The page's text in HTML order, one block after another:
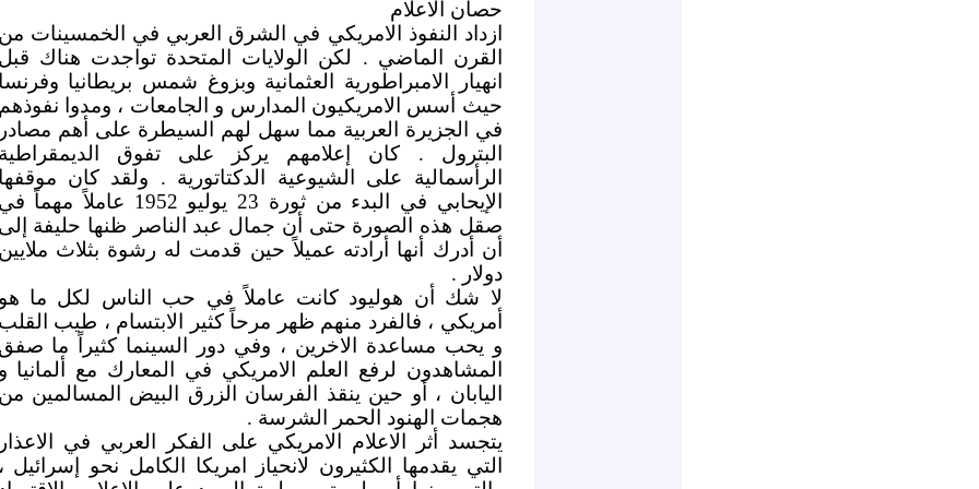
حصان الاعلام
ازداد النفوذ الامريكي في الشرق العربي في الخمسينات
القرن الماضي . لكن الولايات المتحدة تواجدت هناك
انهيار الامبراطورية العثمانية وبزوغ شمس بريطانيا
حيث أسس الامريكيون المدارس و الجامعات ، ومدوا
في الجزيرة العربية مما سهل لهم السيطرة على أهم
البترول . كان إعلامهم يركز على تفوق
الرأسمالية على الشيوعية الدكتاتورية . ولقد كان
الإيحابي في البدء من ثورة 23 يوليو 1952 عاملاً مهماً
صقل هذه الصورة حتى أن جمال عبد الناصر ظنها حليفة
أن أدرك أنها أرادته عميلاً حين قدمت له رشوة بثلاث
دولار .
لا شك أن هوليود كانت عاملاً في حب الناس لكل ما
أمريكي ، فالفرد منهم ظهر مرحاً كثير الابتسام ، طيب
و يحب مساعدة الاخرين ، وفي دور السينما كثيراً ما
المشاهدون لرفع العلم الامريكي في المعارك مع ألمانيا
اليابان ، أو حين ينقذ الفرسان الزرق البيض المسالمين
هجمات الهنود الحمر الشرسة .
يتجسد أثر الاعلام الامريكي على الفكر العربي في
التي يقدمها الكثيرون لانحياز امريكا الكامل نحو إسرائيل